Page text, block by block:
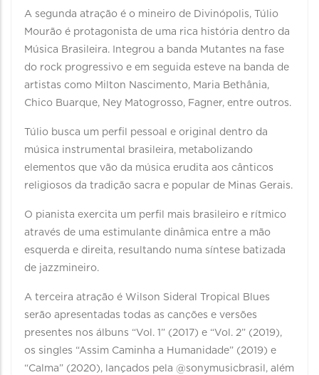
A segunda atração é o mineiro de Divinópolis, Túlio
Mourão é protagonista de uma rica história dentro da
Música Brasileira. Integrou a banda Mutantes na fase
do rock progressivo e em seguida esteve na banda de
artistas como Milton Nascimento, Maria Bethânia,
Chico Buarque, Ney Matogrosso, Fagner, entre outros.
Túlio busca um perfil pessoal e original dentro da
música instrumental brasileira, metabolizando
elementos que vão da música erudita aos cânticos
religiosos da tradição sacra e popular de Minas Gerais.
O pianista exercita um perfil mais brasileiro e rítmico
através de uma estimulante dinâmica entre a mão
esquerda e direita, resultando numa síntese batizada
de jazzmineiro.
A terceira atração é Wilson Sideral Tropical Blues
serão apresentadas todas as canções e versões
presentes nos álbuns “Vol. 1” (2017) e “Vol. 2” (2019),
os singles “Assim Caminha a Humanidade” (2019) e
“Calma” (2020), lançados pela @sonymusicbrasil, além